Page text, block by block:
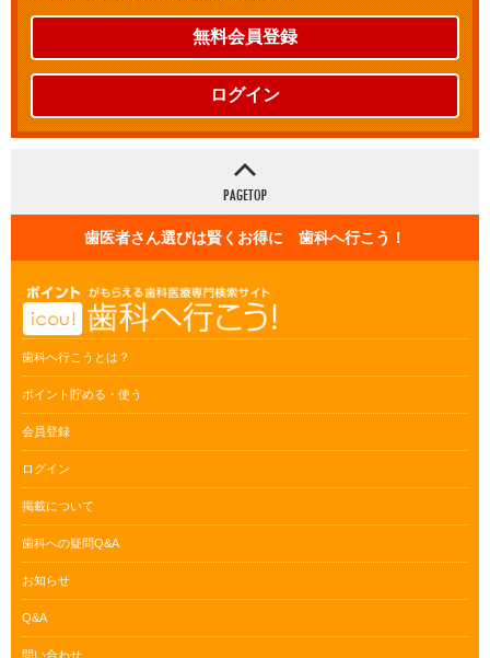
無料会員登録
ログイン
歯医者さん選びは賢くお得に 歯科へ行こう！
歯科へ行こうとは？
ポイント貯める・使う
会員登録
ログイン
掲載について
歯科への疑問Q&A
お知らせ
Q&A
問い合わせ